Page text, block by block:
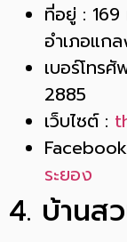
ที่อยู่ :
อำเภอแก
เบอร์โทร
2885
เว็บไซต์ :
ระยอง
4. บ้านส